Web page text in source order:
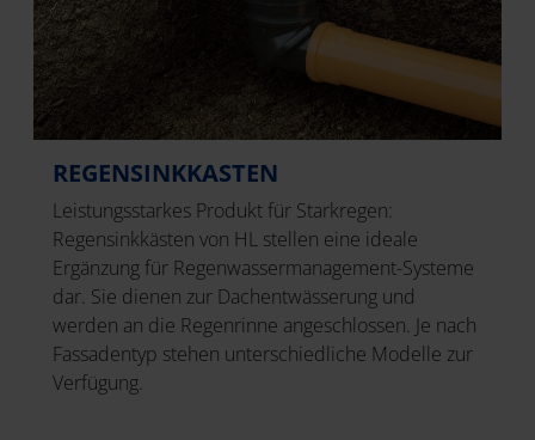
REGENSINKKASTEN
Leistungsstarkes Produkt für Starkregen:
Regensinkkästen von HL stellen eine ideale
Ergänzung für Regenwassermanagement-Systeme
dar. Sie dienen zur Dachentwässerung und
werden an die Regenrinne angeschlossen. Je nach
Fassadentyp stehen unterschiedliche Modelle zur
Verfügung.